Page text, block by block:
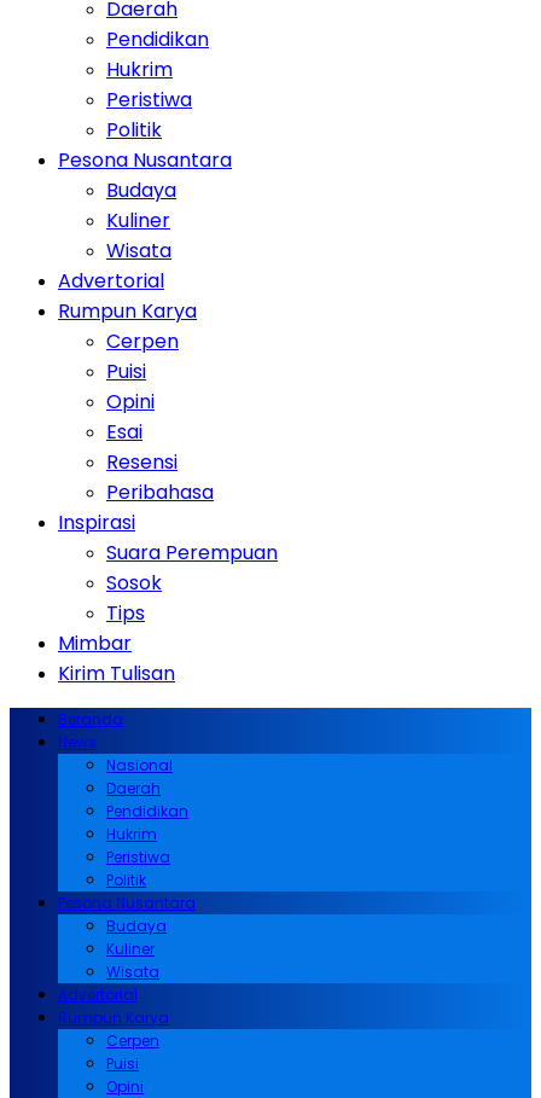
Daerah
Pendidikan
Hukrim
Peristiwa
Politik
Pesona Nusantara
Budaya
Kuliner
Wisata
Advertorial
Rumpun Karya
Cerpen
Puisi
Opini
Esai
Resensi
Peribahasa
Inspirasi
Suara Perempuan
Sosok
Tips
Mimbar
Kirim Tulisan
Beranda
News
Nasional
Daerah
Pendidikan
Hukrim
Peristiwa
Politik
Pesona Nusantara
Budaya
Kuliner
Wisata
Advertorial
Rumpun Karya
Cerpen
Puisi
Opini